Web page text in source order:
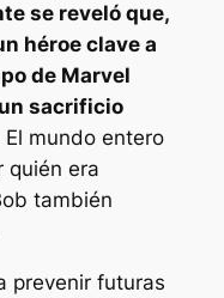
se reveló que,
héroe clave a
de Marvel
sacrificio
El mundo entero
quién era
también
prevenir futuras